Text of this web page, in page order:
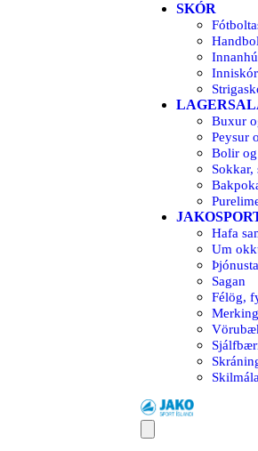
SKÓR
Inniskór
Buxur
Peysur
Bolir
Hafa
Um
Þjónusta
Sagan
Félög,